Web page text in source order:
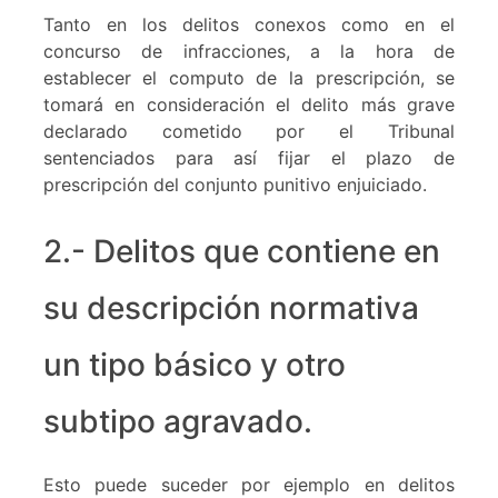
Tanto en los delitos conexos como en el
concurso de infracciones, a la hora de
establecer el computo de la prescripción, se
tomará en consideración el delito más grave
declarado cometido por el Tribunal
sentenciados para así fijar el plazo de
prescripción del conjunto punitivo enjuiciado.
2.- Delitos que contiene en
su descripción normativa
un tipo básico y otro
subtipo agravado.
Esto puede suceder por ejemplo en delitos